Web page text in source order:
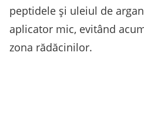
peptidele și uleiul de
aplicator mic, evitând
zona rădăcinilor.